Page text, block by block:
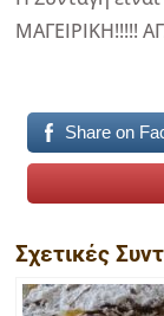
ΜΑΓΕΙΡΙΚΗ!!!!!
Share on
Σχετικές